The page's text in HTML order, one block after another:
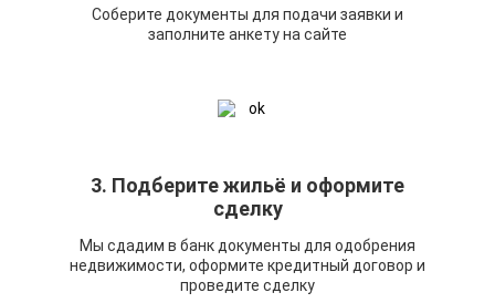
Соберите документы для подачи заявки и
заполните анкету на сайте
3. Подберите жильё и оформите
сделку
Мы сдадим в банк документы для одобрения
недвижимости, оформите кредитный договор и
проведите сделку